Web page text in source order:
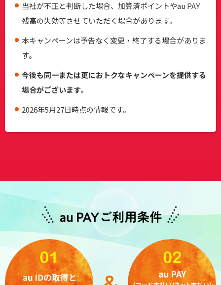
当社が不正と判断した場合、加算済ポイントやau PAY
残高の失効等させていただく場合があります。
本キャンペーンは予告なく変更・終了する場合がありま
す。
今後も同一または更におトクなキャンペーンを提供する
場合がございます。
2026年5月27日時点の情報です。